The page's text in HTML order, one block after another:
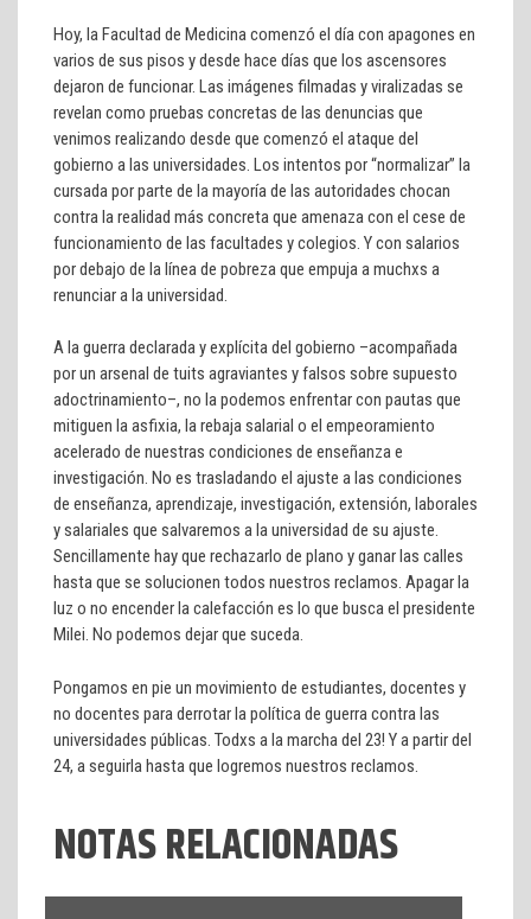
Hoy, la Facultad de Medicina comenzó el día con apagones en
varios de sus pisos y desde hace días que los ascensores
dejaron de funcionar. Las imágenes filmadas y viralizadas se
revelan como pruebas concretas de las denuncias que
venimos realizando desde que comenzó el ataque del
gobierno a las universidades. Los intentos por “normalizar” la
cursada por parte de la mayoría de las autoridades chocan
contra la realidad más concreta que amenaza con el cese de
funcionamiento de las facultades y colegios. Y con salarios
por debajo de la línea de pobreza que empuja a muchxs a
renunciar a la universidad.
A la guerra declarada y explícita del gobierno –acompañada
por un arsenal de tuits agraviantes y falsos sobre supuesto
adoctrinamiento–, no la podemos enfrentar con pautas que
mitiguen la asfixia, la rebaja salarial o el empeoramiento
acelerado de nuestras condiciones de enseñanza e
investigación. No es trasladando el ajuste a las condiciones
de enseñanza, aprendizaje, investigación, extensión, laborales
y salariales que salvaremos a la universidad de su ajuste.
Sencillamente hay que rechazarlo de plano y ganar las calles
hasta que se solucionen todos nuestros reclamos. Apagar la
luz o no encender la calefacción es lo que busca el presidente
Milei. No podemos dejar que suceda.
Pongamos en pie un movimiento de estudiantes, docentes y
no docentes para derrotar la política de guerra contra las
universidades públicas. Todxs a la marcha del 23! Y a partir del
24, a seguirla hasta que logremos nuestros reclamos.
NOTAS RELACIONADAS